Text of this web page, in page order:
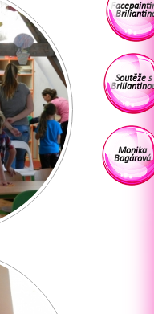
Soutěže s
Monika
Bagárová